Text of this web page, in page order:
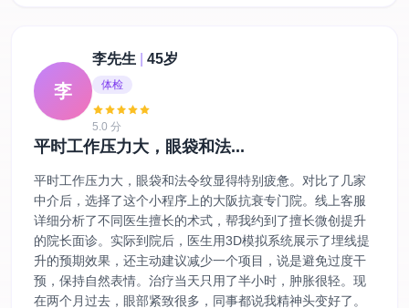
李
李先生 45岁
体检
5.0 分
平时工作压力大，眼袋和法...
平时工作压力大，眼袋和法令纹显得特别疲惫。对比了几家
中介后，选择了这个小程序上的大阪抗衰专门院。线上客服
详细分析了不同医生擅长的术式，帮我约到了擅长微创提升
的院长面诊。实际到院后，医生用3D模拟系统展示了埋线提
升的预期效果，还主动建议减少一个项目，说是避免过度干
预，保持自然表情。治疗当天只用了半小时，肿胀很轻。现
在两个月过去，眼部紧致很多，同事都说我精神头变好了。